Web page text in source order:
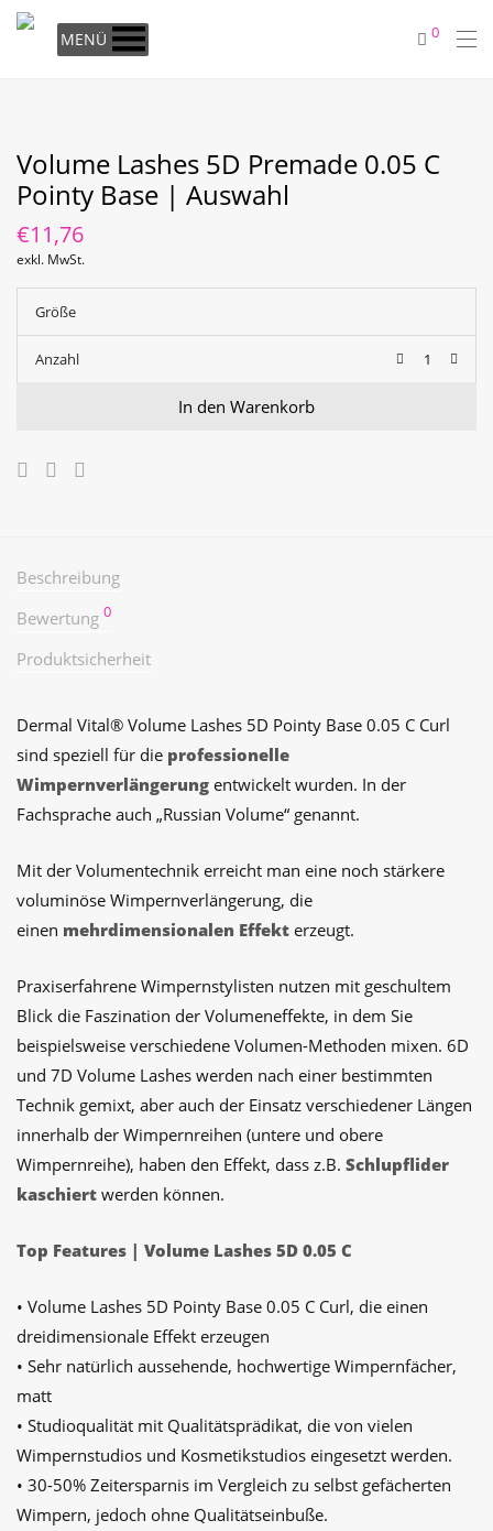
MENÜ 0
Volume Lashes 5D Premade 0.05 C
Pointy Base | Auswahl
€11,76
exkl. MwSt.
Größe
Anzahl
In den Warenkorb
Beschreibung
Bewertung 0
Produktsicherheit
Dermal Vital® Volume Lashes 5D Pointy Base 0.05 C Curl
sind speziell für die professionelle
Wimpernverlängerung entwickelt wurden. In der
Fachsprache auch „Russian Volume“ genannt.
Mit der Volumentechnik erreicht man eine noch stärkere
voluminöse Wimpernverlängerung, die
einen mehrdimensionalen Effekt erzeugt.
Praxiserfahrene Wimpernstylisten nutzen mit geschultem
Blick die Faszination der Volumeneffekte, in dem Sie
beispielsweise verschiedene Volumen-Methoden mixen. 6D
und 7D Volume Lashes werden nach einer bestimmten
Technik gemixt, aber auch der Einsatz verschiedener Längen
innerhalb der Wimpernreihen (untere und obere
Wimpernreihe), haben den Effekt, dass z.B. Schlupflider
kaschiert werden können.
Top Features | Volume Lashes 5D 0.05 C
• Volume Lashes 5D Pointy Base 0.05 C Curl, die einen
dreidimensionale Effekt erzeugen
• Sehr natürlich aussehende, hochwertige Wimpernfächer,
matt
• Studioqualität mit Qualitätsprädikat, die von vielen
Wimpernstudios und Kosmetikstudios eingesetzt werden.
• 30-50% Zeitersparnis im Vergleich zu selbst gefächerten
Wimpern, jedoch ohne Qualitätseinbuße.